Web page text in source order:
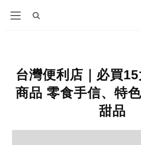
台灣便利店｜必買
商品 零食手信、特
甜品